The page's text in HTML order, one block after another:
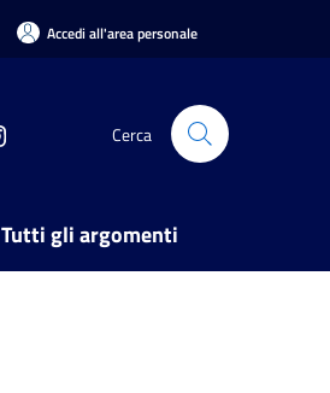
Accedi all'area personale
Cerca
Tutti gli argomenti